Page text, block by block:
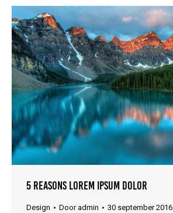
5 Reasons lorem ipsum dolor
Design Dooradmin
30 september 2016